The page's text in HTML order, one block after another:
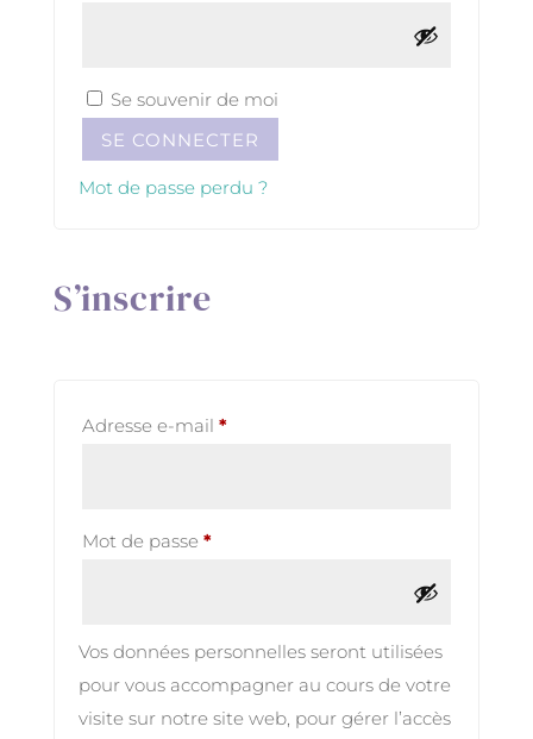
Se souvenir de moi
SE CONNECTER
Mot de passe perdu ?
S’inscrire
Adresse e-mail *Obligatoire
Mot de passe *Obligatoire
Vos données personnelles seront utilisées
pour vous accompagner au cours de votre
visite sur notre site web, pour gérer l’accès